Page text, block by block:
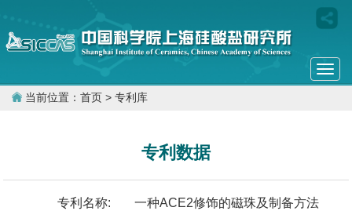
当前位置： 首页 > 专利库
专利数据
专利名称:
一种ACE2修饰的磁珠及制备方法